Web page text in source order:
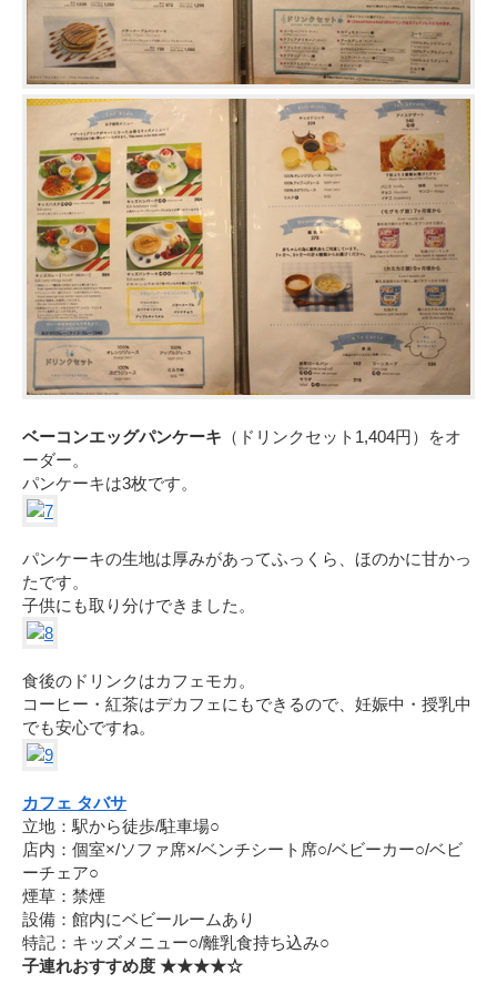
ベーコンエッグパンケーキ （ドリンクセット1,404円）をオ
ーダー。
パンケーキは3枚です。
パンケーキの生地は厚みがあってふっくら、ほのかに甘かっ
たです。
子供にも取り分けできました。
食後のドリンクはカフェモカ。
コーヒー・紅茶はデカフェにもできるので、妊娠中・授乳中
でも安心ですね。
カフェ タバサ
立地：駅から徒歩/駐車場○
店内：個室×/ソファ席×/ベンチシート席○/ベビーカー○/ベビ
ーチェア○
煙草：禁煙
設備：館内にベビールームあり
特記：キッズメニュー○/離乳食持ち込み○
子連れおすすめ度 ★★★★☆